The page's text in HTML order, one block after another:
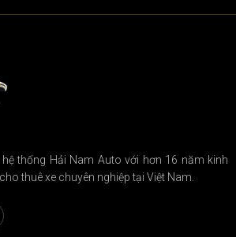
thống Hải Nam Auto với hơn 16 năm kinh
thuê xe chuyên nghiệp tại Việt Nam.